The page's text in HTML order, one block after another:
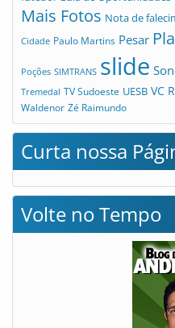
Mais Fotos Nota de
Cidade Paulo Martins Pesar
Poções SIMTRANS slide
Tremedal TV Sudoeste UESB VC
Waldenor Zé Raimundo
Curta nossa
Volte no Tempo